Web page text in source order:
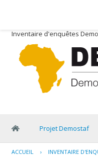
Inventaire d'enquêtes
Projet Demostaf
ACCUEIL › INVENTAIRE